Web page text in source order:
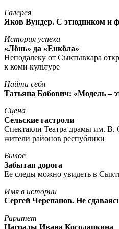
Галерея
Яков Вундер. С этюдником и
История успеха
«Лöнь» да «Енкöла»
Неподалеку от Сыктывкара
к коми культуре
Найти себя
Татьяна Бобович: «Модель –
Сцена
Сельские гастроли
Спектакли Театра драмы им. В.
жители районов республики
Былое
Забытая дорога
Ее следы можно увидеть в
Имя в истории
Сергей Черепанов. Не
Раритет
Награды Ивана Косолапкина